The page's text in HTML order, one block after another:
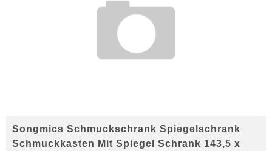
Songmics Schmuckschrank Spiegelschrank
Schmuckkasten Mit Spiegel Schrank 143,5 x